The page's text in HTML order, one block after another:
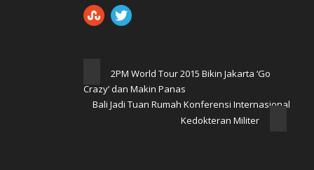
2PM World Tour 2015 Bikin Jakarta ‘Go
Crazy’ dan Makin Panas
Bali Jadi Tuan Rumah Konferensi Internasional
Kedokteran Militer